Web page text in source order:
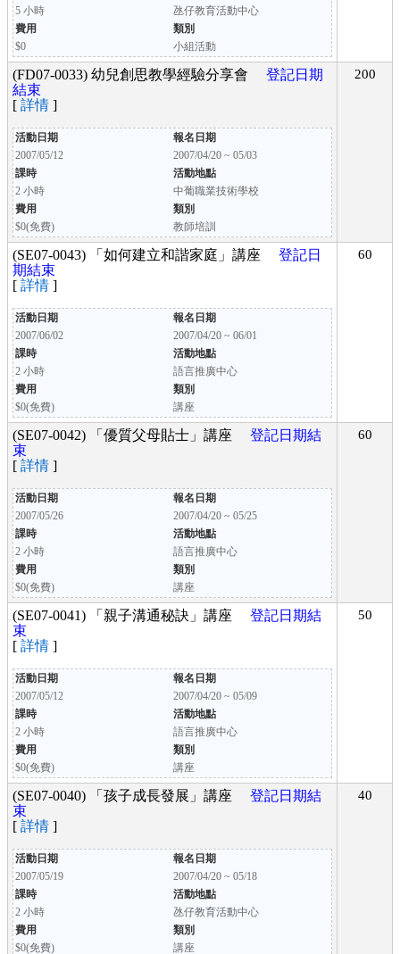
5 小時
氹仔教育活動中心
費用
類別
$0
小組活動
(FD07-0033) 幼兒創思教學經驗分享會 登記日期
結束
[ 詳情 ]
活動日期
報名日期
2007/05/12
2007/04/20 ~ 05/03
課時
活動地點
2 小時
中葡職業技術學校
費用
類別
$0(免費)
教師培訓
200
(SE07-0043) 「如何建立和諧家庭」講座 登記日
期結束
[ 詳情 ]
活動日期
報名日期
2007/06/02
2007/04/20 ~ 06/01
課時
活動地點
2 小時
語言推廣中心
費用
類別
$0(免費)
講座
60
(SE07-0042) 「優質父母貼士」講座 登記日期結
束
[ 詳情 ]
活動日期
報名日期
2007/05/26
2007/04/20 ~ 05/25
課時
活動地點
2 小時
語言推廣中心
費用
類別
$0(免費)
講座
60
(SE07-0041) 「親子溝通秘訣」講座 登記日期結
束
[ 詳情 ]
活動日期
報名日期
2007/05/12
2007/04/20 ~ 05/09
課時
活動地點
2 小時
語言推廣中心
費用
類別
$0(免費)
講座
50
(SE07-0040) 「孩子成長發展」講座 登記日期結
束
[ 詳情 ]
活動日期
報名日期
2007/05/19
2007/04/20 ~ 05/18
課時
活動地點
2 小時
氹仔教育活動中心
費用
類別
$0(免費)
講座
40